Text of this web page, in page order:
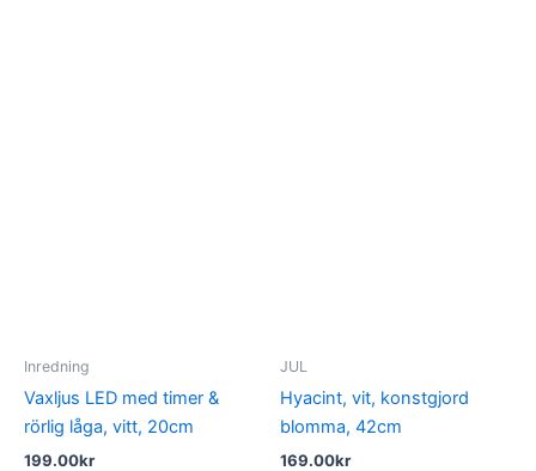
Inredning
Vaxljus LED med timer &
rörlig låga, vitt, 20cm
199.00kr
JUL
Hyacint, vit, konstgjord
blomma, 42cm
169.00kr